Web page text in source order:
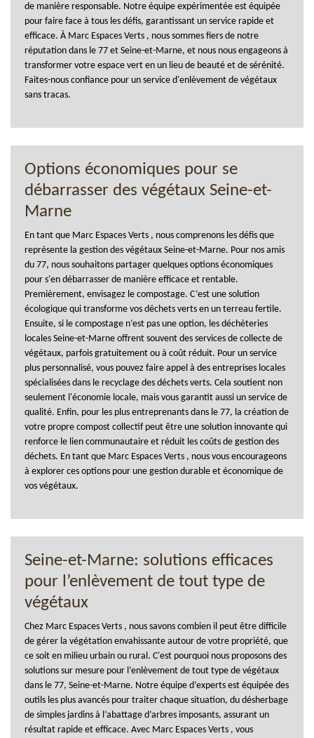
de manière responsable. Notre équipe expérimentée est équipée
pour faire face à tous les défis, garantissant un service rapide et
efficace. À Marc Espaces Verts , nous sommes fiers de notre
réputation dans le 77 et Seine-et-Marne, et nous nous engageons à
transformer votre espace vert en un lieu de beauté et de sérénité.
Faites-nous confiance pour un service d'enlèvement de végétaux
sans tracas.
Options économiques pour se
débarrasser des végétaux Seine-et-
Marne
En tant que Marc Espaces Verts , nous comprenons les défis que
représente la gestion des végétaux Seine-et-Marne. Pour nos amis
du 77, nous souhaitons partager quelques options économiques
pour s'en débarrasser de manière efficace et rentable.
Premièrement, envisagez le compostage. C’est une solution
écologique qui transforme vos déchets verts en un terreau fertile.
Ensuite, si le compostage n’est pas une option, les déchèteries
locales Seine-et-Marne offrent souvent des services de collecte de
végétaux, parfois gratuitement ou à coût réduit. Pour un service
plus personnalisé, vous pouvez faire appel à des entreprises locales
spécialisées dans le recyclage des déchets verts. Cela soutient non
seulement l'économie locale, mais vous garantit aussi un service de
qualité. Enfin, pour les plus entreprenants dans le 77, la création de
votre propre compost collectif peut être une solution innovante qui
renforce le lien communautaire et réduit les coûts de gestion des
déchets. En tant que Marc Espaces Verts , nous vous encourageons
à explorer ces options pour une gestion durable et économique de
vos végétaux.
Seine-et-Marne: solutions efficaces
pour l’enlèvement de tout type de
végétaux
Chez Marc Espaces Verts , nous savons combien il peut être difficile
de gérer la végétation envahissante autour de votre propriété, que
ce soit en milieu urbain ou rural. C'est pourquoi nous proposons des
solutions sur mesure pour l’enlèvement de tout type de végétaux
dans le 77, Seine-et-Marne. Notre équipe d’experts est équipée des
outils les plus avancés pour traiter chaque situation, du désherbage
de simples jardins à l’abattage d’arbres imposants, assurant un
résultat rapide et efficace. Avec Marc Espaces Verts , vous